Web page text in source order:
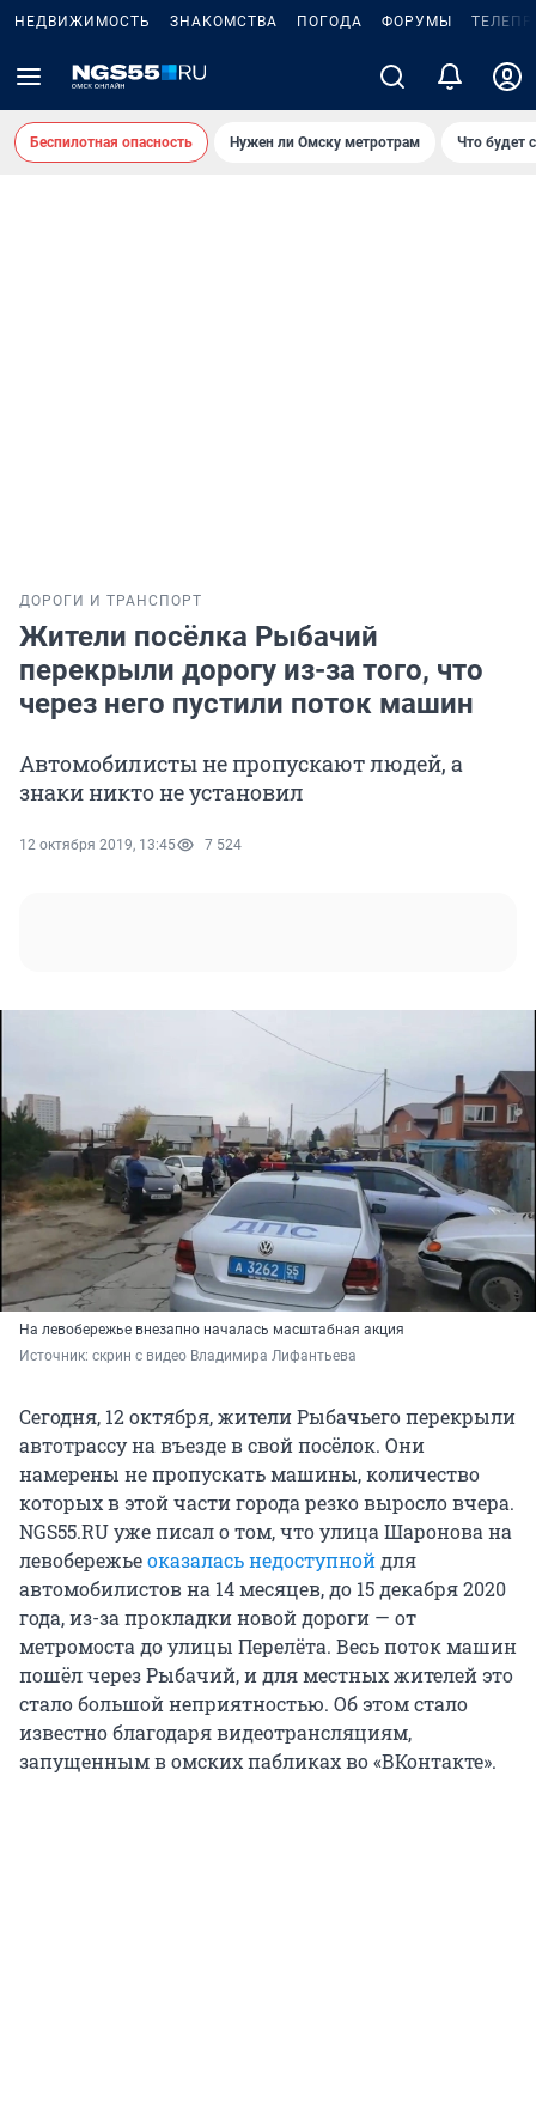
НЕДВИЖИМОСТЬ ЗНАКОМСТВА ПОГОДА ФОРУМЫ
Беспилотная опасность Нужен ли Омску метротрам Что будет
ДОРОГИ И ТРАНСПОРТ
Жители посёлка Рыбачий
перекрыли дорогу из-за того, что
через него пустили поток машин
Автомобилисты не пропускают людей, а
знаки никто не установил
12 октября 2019, 13:45 7 524
На левобережье внезапно началась масштабная акция
Источник: скрин с видео Владимира Лифантьева
Сегодня, 12 октября, жители Рыбачьего перекрыли
автотрассу на въезде в свой посёлок. Они
намерены не пропускать машины, количество
которых в этой части города резко выросло вчера.
NGS55.RU уже писал о том, что улица Шаронова на
левобережьеоказалась недоступнойдля
автомобилистов на 14 месяцев, до 15 декабря 2020
года, из-за прокладки новой дороги — от
метромоста до улицы Перелёта. Весь поток машин
пошёл через Рыбачий, и для местных жителей это
стало большой неприятностью. Об этом стало
известно благодаря видеотрансляциям,
запущенным в омских пабликах во «ВКонтакте».